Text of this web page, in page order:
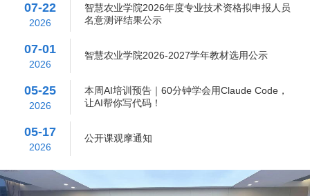
07-22
2026
智慧农业学院2026年度专业技术资格拟申报人员
名意测评结果公示
07-01
2026
智慧农业学院2026-2027学年教材选用公示
05-25
2026
本周AI培训预告｜60分钟学会用Claude Code，
让AI帮你写代码！
05-17
2026
公开课观摩通知